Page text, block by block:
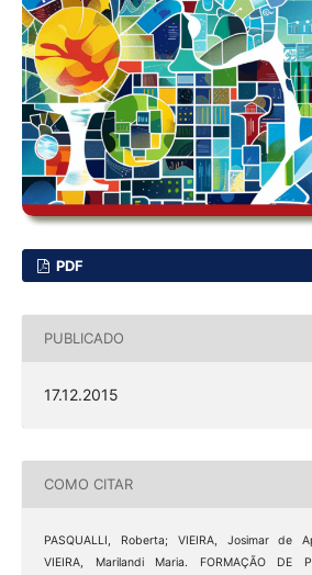
PDF
PUBLICADO
17.12.2015
COMO CITAR
PASQUALLI, Roberta; VIEIRA, Josimar de
VIEIRA, Marilandi Maria. FORMAÇÃO DE